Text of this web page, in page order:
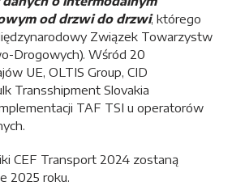
od drzwi do drzwi, którego
Związek Towarzystw
Drogowych). Wśród 20
UE, OLTIS Group, CID
Transshipment Slovakia
TAF TSI u operatorów
CEF Transport 2024 zostaną
2025 roku.